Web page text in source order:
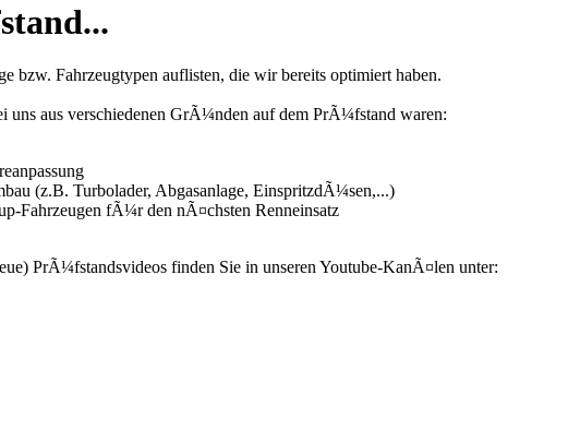
bzw. Fahrzeugtypen auflisten, die wir bereits optimiert haben.
uns aus verschiedenen GrÃ¼nden auf dem PrÃ¼fstand waren:
(z.B. Turbolader, Abgasanlage, EinspritzdÃ¼sen,...)
Fahrzeugen fÃ¼r den nÃ¤chsten Renneinsatz
PrÃ¼fstandsvideos finden Sie in unseren Youtube-KanÃ¤len unter: